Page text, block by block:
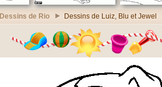
Dessins de Rio Dessins de Luiz, Blu et Jewel